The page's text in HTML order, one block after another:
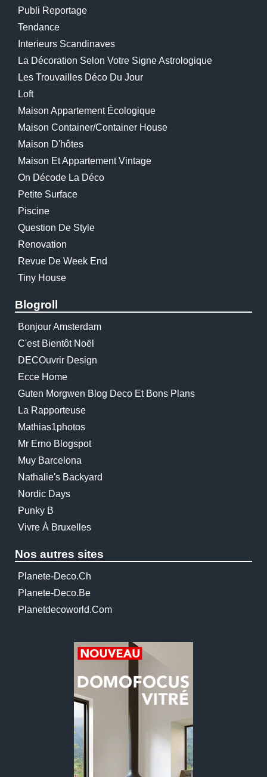
Publi Reportage
Tendance
Interieurs Scandinaves
La Décoration Selon Votre Signe Astrologique
Les Trouvailles Déco Du Jour
Loft
Maison Appartement Écologique
Maison Container/container House
Maison D'hôtes
Maison Et Appartement Vintage
On Décode La Déco
Petite Surface
Piscine
Question De Style
Renovation
Revue De Week End
Tiny House
Blogroll
Bonjour Amsterdam
C'est Bientôt Noël
DECOuvrir Design
Ecce Home
Guten Morgwen Blog Deco Et Bons Plans
La Rapporteuse
Mathias1photos
Mr Erno Blogspot
Muy Barcelona
Nathalie's Backyard
Nordic Days
Punky B
Vivre À Bruxelles
Nos autres sites
Planete-Deco.ch
Planete-Deco.be
Planetdecoworld.com